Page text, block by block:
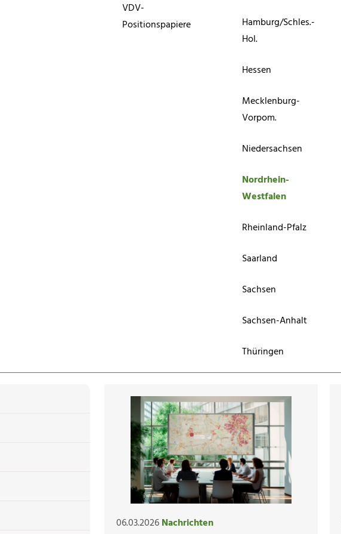
VDV-
Positionspapiere
Hamburg/Schles.-
Hol.
Hessen
Mecklenburg-
Vorpom.
Niedersachsen
Nordrhein-
Westfalen
Rheinland-Pfalz
Saarland
Sachsen
Sachsen-Anhalt
Thüringen
06.03.2026Nachrichten